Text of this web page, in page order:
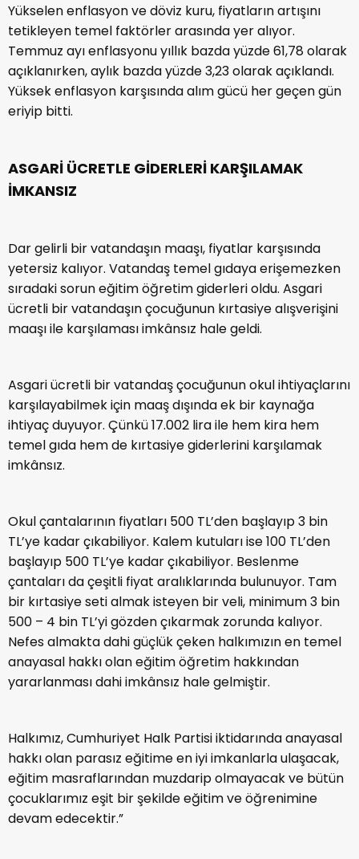
Yükselen enflasyon ve döviz kuru, fiyatların artışını
tetikleyen temel faktörler arasında yer alıyor.
Temmuz ayı enflasyonu yıllık bazda yüzde 61,78 olarak
açıklanırken, aylık bazda yüzde 3,23 olarak açıklandı.
Yüksek enflasyon karşısında alım gücü her geçen gün
eriyip bitti.
ASGARİ ÜCRETLE GİDERLERİ KARŞILAMAK
İMKANSIZ
Dar gelirli bir vatandaşın maaşı, fiyatlar karşısında
yetersiz kalıyor. Vatandaş temel gıdaya erişemezken
sıradaki sorun eğitim öğretim giderleri oldu. Asgari
ücretli bir vatandaşın çocuğunun kırtasiye alışverişini
maaşı ile karşılaması imkânsız hale geldi.
Asgari ücretli bir vatandaş çocuğunun okul ihtiyaçlarını
karşılayabilmek için maaş dışında ek bir kaynağa
ihtiyaç duyuyor. Çünkü 17.002 lira ile hem kira hem
temel gıda hem de kırtasiye giderlerini karşılamak
imkânsız.
Okul çantalarının fiyatları 500 TL’den başlayıp 3 bin
TL’ye kadar çıkabiliyor. Kalem kutuları ise 100 TL’den
başlayıp 500 TL’ye kadar çıkabiliyor. Beslenme
çantaları da çeşitli fiyat aralıklarında bulunuyor. Tam
bir kırtasiye seti almak isteyen bir veli, minimum 3 bin
500 – 4 bin TL’yi gözden çıkarmak zorunda kalıyor.
Nefes almakta dahi güçlük çeken halkımızın en temel
anayasal hakkı olan eğitim öğretim hakkından
yararlanması dahi imkânsız hale gelmiştir.
Halkımız, Cumhuriyet Halk Partisi iktidarında anayasal
hakkı olan parasız eğitime en iyi imkanlarla ulaşacak,
eğitim masraflarından muzdarip olmayacak ve bütün
çocuklarımız eşit bir şekilde eğitim ve öğrenimine
devam edecektir.”